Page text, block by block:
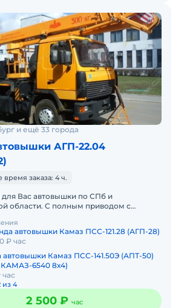
и ещё 33 города
АГП-22.04
заказа: 4 ч.
Вас автовышки по СПб и
области. С полным приводом с
23, 35, 4
автовышки Камаз ПСС-121.28 (АГП-28)
₽ час
автовышки Камаз ПСС-141.50Э (АПТ-50)
6540 8х4)
из 4
2 500 ₽ час